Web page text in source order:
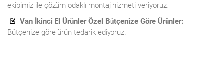
ekibimiz ile çözüm odaklı montaj hizmeti veriyoruz.
Van İkinci El Ürünler Özel Bütçenize Göre Ürünler:
Bütçenize göre ürün tedarik ediyoruz.